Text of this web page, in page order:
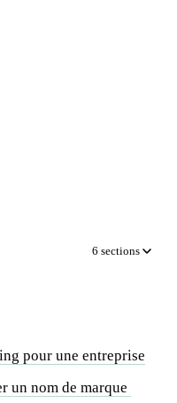
6 sections
pour une entreprise
un nom de marque